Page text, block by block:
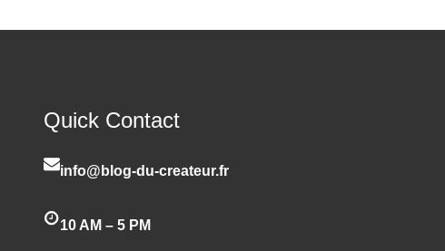
Quick Contact
info@blog-du-createur.fr
10 AM – 5 PM